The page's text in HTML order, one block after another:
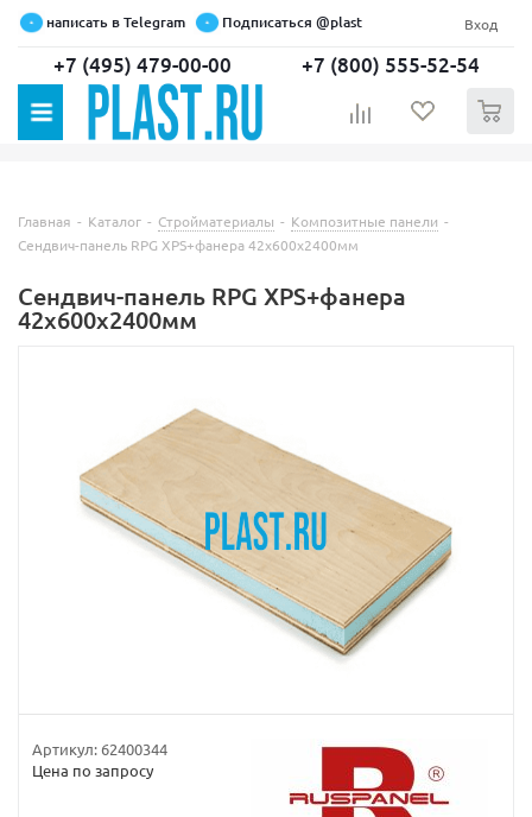
написать в Telegram Подписаться @plast Вход
+7 (495) 479-00-00 +7 (800) 555-52-54
Главная - Каталог - Стройматериалы - Композитные панели -
Сендвич-панель RPG XPS+фанера 42х600х2400мм
Сендвич-панель RPG XPS+фанера
42х600х2400мм
Артикул:62400344
Цена по запросу